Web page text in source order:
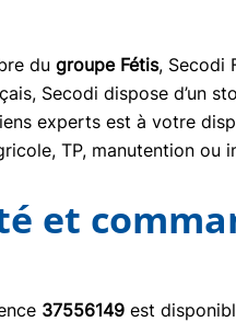
du groupe Fétis, Secodi
Secodi dispose d’un
experts est à votre
TP, manutention ou
et
37556149 est